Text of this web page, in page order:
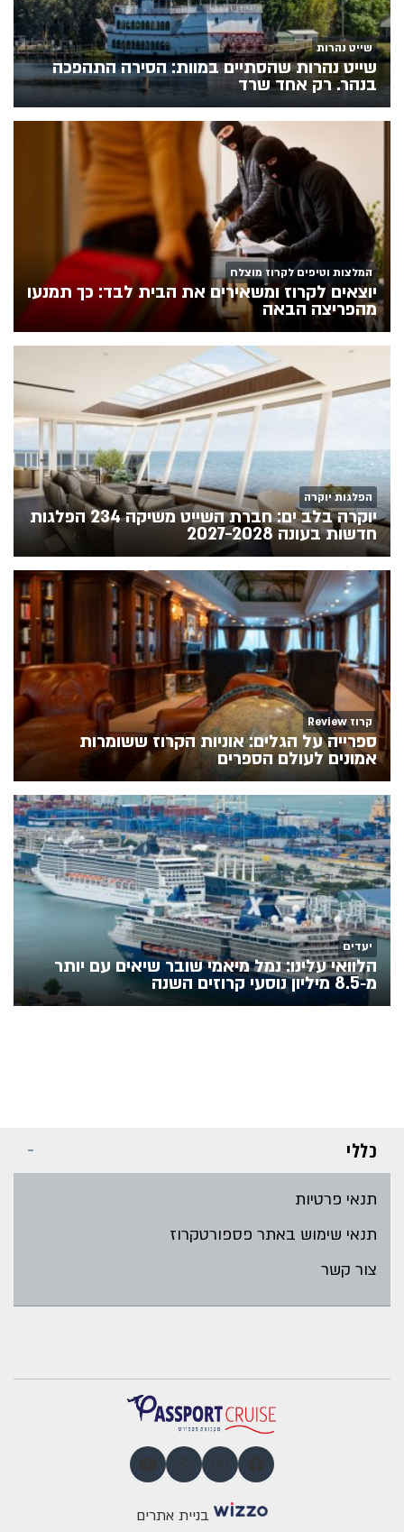
שייט נהרות
שייט נהרות שהסתיים במוות: הסירה התהפכה
בנהר. רק אחד שרד
המלצות וטיפים לקרוז מוצלח
יוצאים לקרוז ומשאירים את הבית לבד: כך תמנעו
מהפריצה הבאה
הפלגות יוקרה
יוקרה בלב ים: חברת השייט משיקה 234 הפלגות
חדשות בעונה 2027-2028
קרוז Review
ספרייה על הגלים: אוניות הקרוז ששומרות
אמונים לעולם הספרים
יעדים
הלוואי עלינו: נמל מיאמי שובר שיאים עם יותר
מ‑8.5 מיליון נוסעי קרוזים השנה
כללי
תנאי פרטיות
תנאי שימוש באתר פספורטקרוז
צור קשר
בניית אתרים